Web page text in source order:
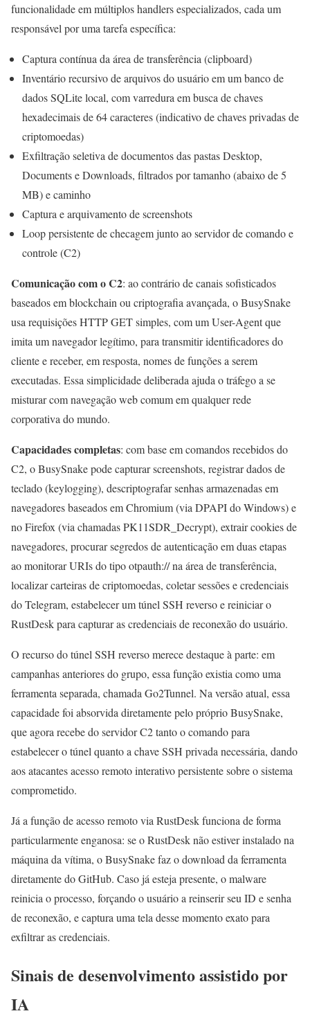
funcionalidade em múltiplos handlers especializados, cada um
responsável por uma tarefa específica:
Captura contínua da área de transferência (clipboard)
Inventário recursivo de arquivos do usuário em um banco de
dados SQLite local, com varredura em busca de chaves
hexadecimais de 64 caracteres (indicativo de chaves privadas de
criptomoedas)
Exfiltração seletiva de documentos das pastas Desktop,
Documents e Downloads, filtrados por tamanho (abaixo de 5
MB) e caminho
Captura e arquivamento de screenshots
Loop persistente de checagem junto ao servidor de comando e
controle (C2)
Comunicação com o C2: ao contrário de canais sofisticados
baseados em blockchain ou criptografia avançada, o BusySnake
usa requisições HTTP GET simples, com um User-Agent que
imita um navegador legítimo, para transmitir identificadores do
cliente e receber, em resposta, nomes de funções a serem
executadas. Essa simplicidade deliberada ajuda o tráfego a se
misturar com navegação web comum em qualquer rede
corporativa do mundo.
Capacidades completas: com base em comandos recebidos do
C2, o BusySnake pode capturar screenshots, registrar dados de
teclado (keylogging), descriptografar senhas armazenadas em
navegadores baseados em Chromium (via DPAPI do Windows) e
no Firefox (via chamadas PK11SDR_Decrypt), extrair cookies de
navegadores, procurar segredos de autenticação em duas etapas
ao monitorar URIs do tipo otpauth:// na área de transferência,
localizar carteiras de criptomoedas, coletar sessões e credenciais
do Telegram, estabelecer um túnel SSH reverso e reiniciar o
RustDesk para capturar as credenciais de reconexão do usuário.
O recurso do túnel SSH reverso merece destaque à parte: em
campanhas anteriores do grupo, essa função existia como uma
ferramenta separada, chamada Go2Tunnel. Na versão atual, essa
capacidade foi absorvida diretamente pelo próprio BusySnake,
que agora recebe do servidor C2 tanto o comando para
estabelecer o túnel quanto a chave SSH privada necessária, dando
aos atacantes acesso remoto interativo persistente sobre o sistema
comprometido.
Já a função de acesso remoto via RustDesk funciona de forma
particularmente enganosa: se o RustDesk não estiver instalado na
máquina da vítima, o BusySnake faz o download da ferramenta
diretamente do GitHub. Caso já esteja presente, o malware
reinicia o processo, forçando o usuário a reinserir seu ID e senha
de reconexão, e captura uma tela desse momento exato para
exfiltrar as credenciais.
Sinais de desenvolvimento assistido por
IA